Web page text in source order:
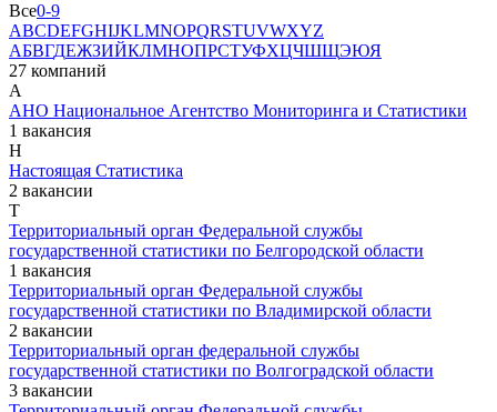
Все0-9
ABCDEFGHIJKLMNOPQRSTUVWXYZ
АБВГДЕЖЗИЙКЛМНОПРСТУФХЦЧШЩЭЮЯ
27 компаний
А
АНО Национальное Агентство Мониторинга и Статистики
1 вакансия
Н
Настоящая Статистика
2 вакансии
Т
Территориальный орган Федеральной службы
государственной статистики по Белгородской области
1 вакансия
Территориальный орган Федеральной службы
государственной статистики по Владимирской области
2 вакансии
Территориальный орган федеральной службы
государственной статистики по Волгоградской области
3 вакансии